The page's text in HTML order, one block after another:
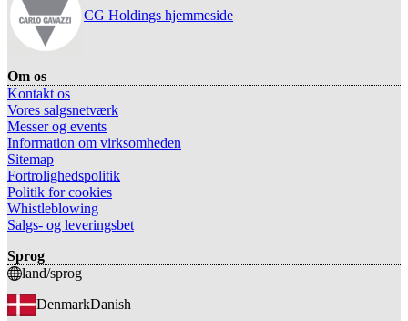
CG Holdings hjemmeside
Om os
Kontakt os
Vores salgsnetværk
Messer og events
Information om virksomheden
Sitemap
Fortrolighedspolitik
Politik for cookies
Whistleblowing
Salgs- og leveringsbet
Sprog
land/sprog
DenmarkDanish